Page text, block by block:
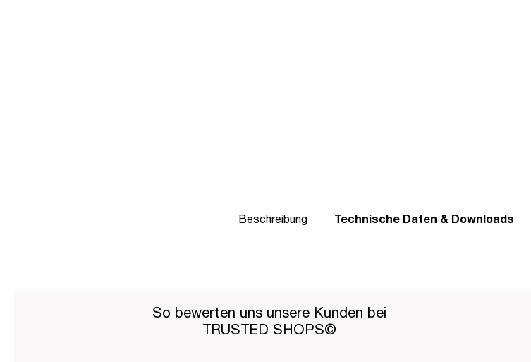
Beschreibung Technische Daten & Downloads
So bewerten uns unsere Kunden bei
TRUSTED SHOPS©